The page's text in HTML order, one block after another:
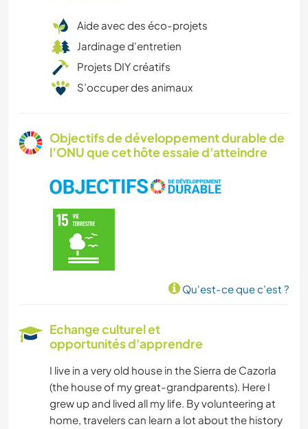
Aide avec des éco-projets
Jardinage d'entretien
Projets DIY créatifs
S’occuper des animaux
Objectifs de développement durable de
l’ONU que cet hôte essaie d'atteindre
Qu'est-ce que c'est ?
Echange culturel et
opportunités d'apprendre
I live in a very old house in the Sierra de Cazorla
(the house of my great-grandparents). Here I
grew up and lived all my life. By volunteering at
home, travelers can learn a lot about the history